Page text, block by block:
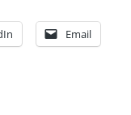
Email